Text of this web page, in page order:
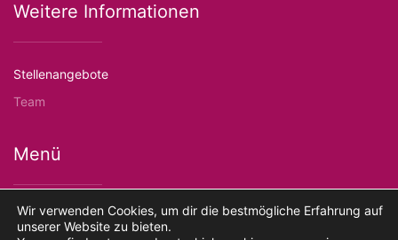
Weitere Informationen
Stellenangebote
Team
Menü
Kontakt
Wir verwenden Cookies, um dir die bestmögliche Erfahrung auf
unserer Website zu bieten.